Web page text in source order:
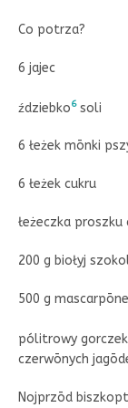
Co potrza?
6 jajec
ździebko6soli
6 łeżek mōnki
6 łeżek cukru
łeżeczka proszku
200 g biołyj
500 g mascarpōne
pólitrowy
czerwōnych
Nojprzōd